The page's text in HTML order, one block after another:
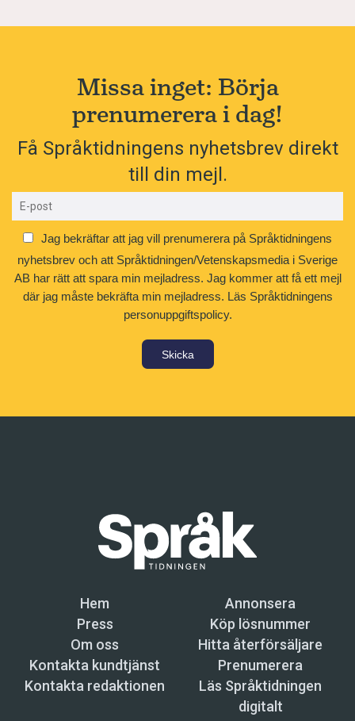
Missa inget: Börja
prenumerera i dag!
Få Språktidningens nyhetsbrev direkt
till din mejl.
Jag bekräftar att jag vill prenumerera på Språktidningens
nyhetsbrev och att Språktidningen/Vetenskapsmedia i Sverige
AB har rätt att spara min mejladress. Jag kommer att få ett mejl
där jag måste bekräfta min mejladress. Läs Språktidningens
personuppgiftspolicy.
Skicka
Hem
Annonsera
Press
Köp lösnummer
Om oss
Hitta återförsäljare
Kontakta kundtjänst
Prenumerera
Kontakta redaktionen
Läs Språktidningen
digitalt